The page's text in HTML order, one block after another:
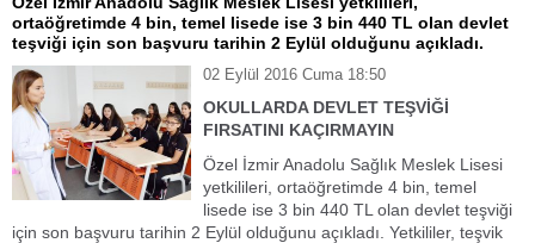
ortaöğretimde 4 bin, temel lisede ise 3 bin 440 TL olan devlet
teşviği için son başvuru tarihin 2 Eylül olduğunu açıkladı.
02 Eylül 2016 Cuma 18:50
OKULLARDA DEVLET TEŞVİĞİ
FIRSATINI KAÇIRMAYIN
Özel İzmir Anadolu Sağlık Meslek Lisesi
yetkilileri, ortaöğretimde 4 bin, temel
lisede ise 3 bin 440 TL olan devlet teşviği
için son başvuru tarihin 2 Eylül olduğunu açıkladı. Yetkililer, teşvik